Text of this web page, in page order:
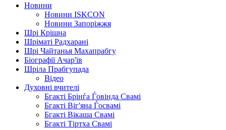
Новини
Новини ISKCON
Новини Запоріжжя
Шрі Крішна
Шріматі Радхарані
Шрі Чайтанья Махапрабгу
Біографії Ачар'їв
Шріла Прабгупада
Відео
Духовні вчителі
Бгакті Брінѓа Ѓовінда Свамі
Бгакті Віг'яна Ѓосвамі
Бгакті Вікаша Свамі
Бгакті Тіртха Свамі